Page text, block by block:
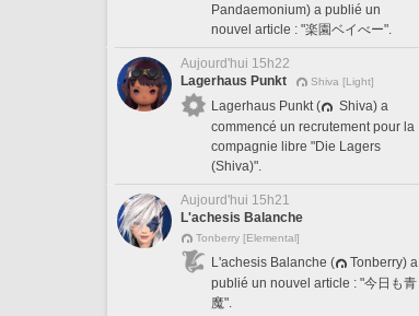
Pandaemonium) a publié un
nouvel article : "楽園ベイべー".
Aujourd'hui 15h22
Lagerhaus Punkt
Shiva [Light]
Lagerhaus Punkt (
Shiva) a
commencé un recrutement pour la
compagnie libre "Die Lagers
(Shiva)".
Aujourd'hui 15h21
L'achesis Balanche
Tonberry [Elemental]
L'achesis Balanche (
Tonberry) a
publié un nouvel article : "今日も青
魔".